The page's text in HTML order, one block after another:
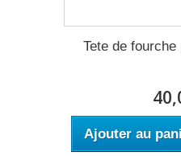
Tete de
Ajouter au